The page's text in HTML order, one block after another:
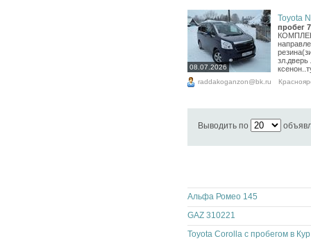
08.07.2026
Toyota
пробег
зл.дверь
raddakoganzon@bk.ru
Выводить по
Альфа Ромео 145
GAZ 310221